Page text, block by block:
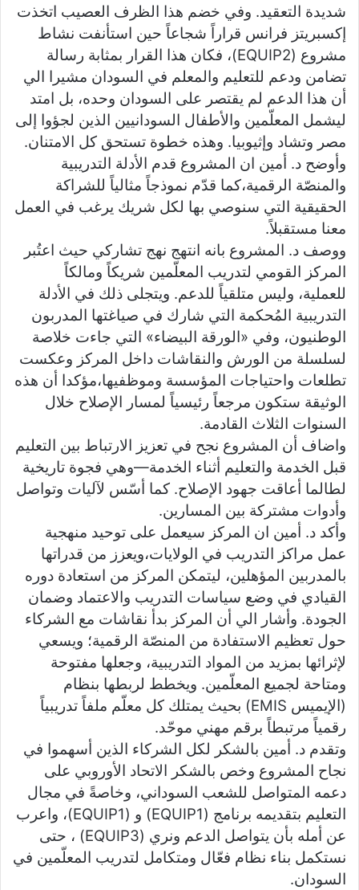
شديدة التعقيد. وفي خضم هذا الظرف العصيب اتخذت
إكسبريتز فرانس قراراً شجاعاً حين استأنفت نشاط
مشروع (EQUIP2)، فكان هذا القرار بمثابة رسالة
تضامن ودعم للتعليم والمعلم في السودان مشيرا الي
أن هذا الدعم لم يقتصر على السودان وحده، بل امتد
ليشمل المعلّمين والأطفال السودانيين الذين لجؤوا إلى
مصر وتشاد وإثيوبيا. وهذه خطوة تستحق كل الامتنان.
وأوضح د. أمين ان المشروع قدم الأدلة التدريبية
والمنصّة الرقمية،كما قدّم نموذجاً مثالياً للشراكة
الحقيقية التي سنوصي بها لكل شريك يرغب في العمل
معنا مستقبلاً.
ووصف د. المشروع بانه انتهج نهج تشاركي حيث اعتُبر
المركز القومي لتدريب المعلّمين شريكاً ومالكاً
للعملية، وليس متلقياً للدعم. ويتجلى ذلك في الأدلة
التدريبية المُحكمة التي شارك في صياغتها المدربون
الوطنيون، وفي «الورقة البيضاء» التي جاءت خلاصة
لسلسلة من الورش والنقاشات داخل المركز وعكست
تطلعات واحتياجات المؤسسة وموظفيها،مؤكدا أن هذه
الوثيقة ستكون مرجعاً رئيسياً لمسار الإصلاح خلال
السنوات الثلاث القادمة.
واضاف أن المشروع نجح في تعزيز الارتباط بين التعليم
قبل الخدمة والتعليم أثناء الخدمة—وهي فجوة تاريخية
لطالما أعاقت جهود الإصلاح. كما أسّس لآليات وتواصل
وأدوات مشتركة بين المسارين.
وأكد د. أمين ان المركز سيعمل على توحيد منهجية
عمل مراكز التدريب في الولايات،ويعزز من قدراتها
بالمدربين المؤهلين، ليتمكن المركز من استعادة دوره
القيادي في وضع سياسات التدريب والاعتماد وضمان
الجودة. وأشار الي أن المركز بدأ نقاشات مع الشركاء
حول تعظيم الاستفادة من المنصّة الرقمية؛ ويسعي
لإثرائها بمزيد من المواد التدريبية، وجعلها مفتوحة
ومتاحة لجميع المعلّمين. ويخطط لربطها بنظام
(الإيميس EMIS) بحيث يمتلك كل معلّم ملفاً تدريبياً
رقمياً مرتبطاً برقم مهني موحّد.
وتقدم د. أمين بالشكر لكل الشركاء الذين أسهموا في
نجاح المشروع وخص بالشكر الاتحاد الأوروبي على
دعمه المتواصل للشعب السوداني، وخاصةً في مجال
التعليم بتقديمه برنامج (EQUIP1) و (EQUIP1)، واعرب
عن أمله بأن يتواصل الدعم ونري (EQUIP3) ، حتى
نستكمل بناء نظام فعّال ومتكامل لتدريب المعلّمين في
السودان.